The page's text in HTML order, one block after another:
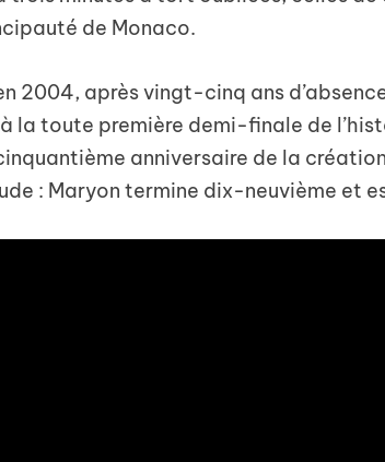
de Monaco.
2004, après vingt-cinq ans
la toute première demi-finale de
anniversaire de la
: Maryon termine dix-neuvième et